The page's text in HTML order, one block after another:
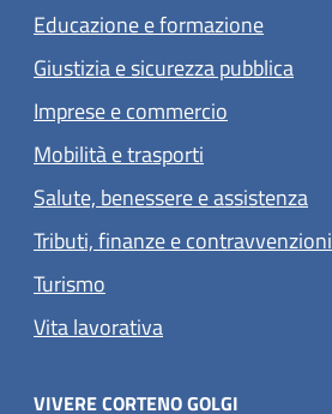
Educazione e formazione
Giustizia e sicurezza pubblica
Imprese e commercio
Mobilità e trasporti
Salute, benessere e assistenza
Tributi, finanze e contravvenzioni
Turismo
Vita lavorativa
VIVERE CORTENO GOLGI